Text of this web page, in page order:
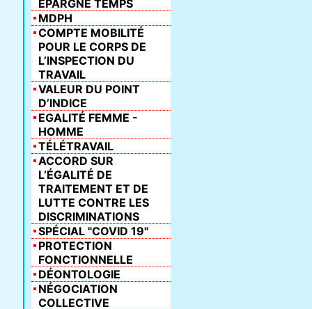
ÉPARGNE TEMPS
MDPH
COMPTE MOBILITÉ
POUR LE CORPS DE
L’INSPECTION DU
TRAVAIL
VALEUR DU POINT
D’INDICE
EGALITÉ FEMME -
HOMME
TÉLÉTRAVAIL
ACCORD SUR
L’ÉGALITÉ DE
TRAITEMENT ET DE
LUTTE CONTRE LES
DISCRIMINATIONS
SPÉCIAL "COVID 19"
PROTECTION
FONCTIONNELLE
DÉONTOLOGIE
NÉGOCIATION
COLLECTIVE